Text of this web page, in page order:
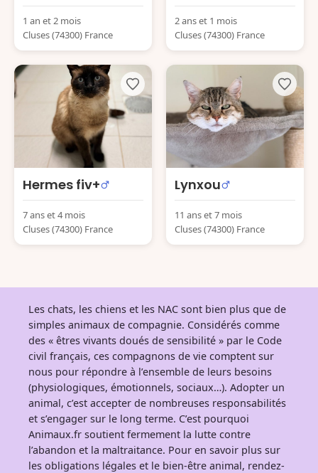
1 an et 2 mois
Cluses (74300) France
2 ans et 1 mois
Cluses (74300) France
Hermes fiv+
7 ans et 4 mois
Cluses (74300) France
Lynxou
11 ans et 7 mois
Cluses (74300) France
Les chats, les chiens et les NAC sont bien plus que de
simples animaux de compagnie. Considérés comme
des « êtres vivants doués de sensibilité » par le Code
civil français, ces compagnons de vie comptent sur
nous pour répondre à l’ensemble de leurs besoins
(physiologiques, émotionnels, sociaux…). Adopter un
animal, c’est accepter de nombreuses responsabilités
et s’engager sur le long terme. C’est pourquoi
Animaux.fr soutient fermement la lutte contre
l’abandon et la maltraitance. Pour en savoir plus sur
les obligations légales et le bien-être animal, rendez-